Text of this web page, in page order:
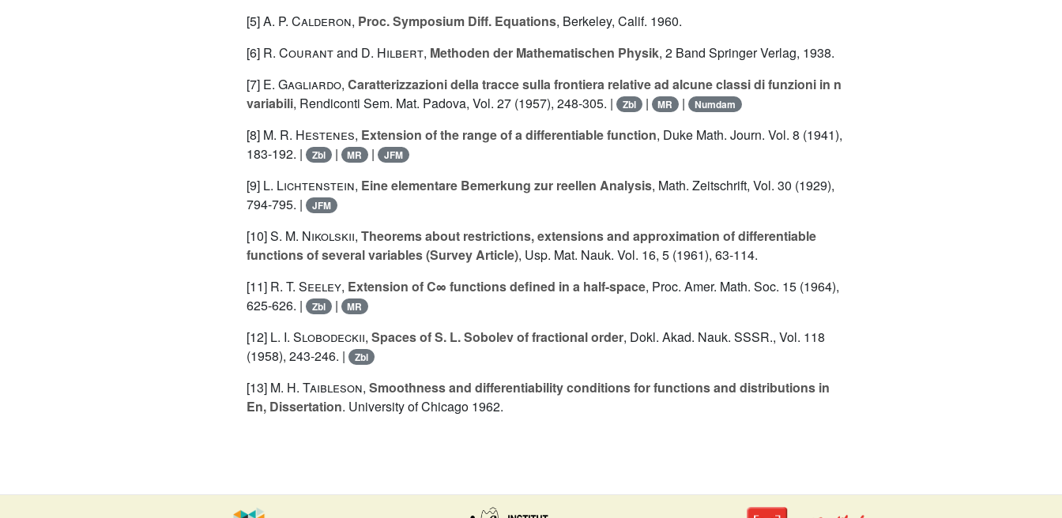
[5]A. P. Calderon, Proc. Symposium Diff. Equations, Berkeley, Calif. 1960.
[6] R. Courantand D. Hilbert, Methoden der Mathematischen Physik, 2 Band Springer Verlag, 1938.
[7] E. Gagliardo, Caratterizzazioni della tracce sulla frontiera relative ad alcune classi di funzioni in n
variabili, Rendiconti Sem. Mat. Padova, Vol. 27 (1957), 248-305. | Zbl | MR | Numdam
[8] M. R. Hestenes, Extension of the range of a differentiable function, Duke Math. Journ. Vol. 8 (1941),
183-192. |
Zbl | MR | JFM
[9] L. Lichtenstein, Eine elementare Bemerkung zur reellen Analysis, Math. Zeitschrift, Vol. 30 (1929),
794-795. |
JFM
[10]S. M. Nikolskii, Theorems about restrictions, extensions and approximation of differentiable
functions of several variables (Survey Article), Usp. Mat. Nauk. Vol. 16, 5 (1961), 63-114.
[11] R. T. Seeley, Extension of C∞ functions defined in a half-space, Proc. Amer. Math. Soc. 15 (1964),
625-626. |
Zbl | MR
[12] L. I. Slobodeckii, Spaces of S. L. Sobolev of fractional order, Dokl. Akad. Nauk. SSSR., Vol. 118
(1958), 243-246. |
Zbl
[13] M. H. Taibleson, Smoothness and differentiability conditions for functions and distributions in
En, Dissertation. University of Chicago 1962.